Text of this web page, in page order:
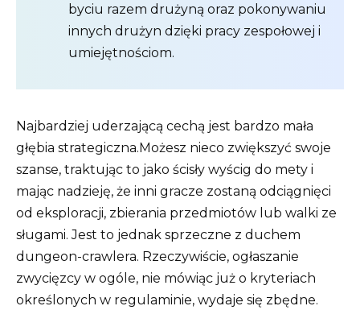
byciu razem drużyną oraz pokonywaniu
innych drużyn dzięki pracy zespołowej i
umiejętnościom.
Najbardziej uderzającą cechą jest bardzo mała
głębia strategiczna.Możesz nieco zwiększyć swoje
szanse, traktując to jako ścisły wyścig do mety i
mając nadzieję, że inni gracze zostaną odciągnięci
od eksploracji, zbierania przedmiotów lub walki ze
sługami. Jest to jednak sprzeczne z duchem
dungeon-crawlera. Rzeczywiście, ogłaszanie
zwycięzcy w ogóle, nie mówiąc już o kryteriach
określonych w regulaminie, wydaje się zbędne.